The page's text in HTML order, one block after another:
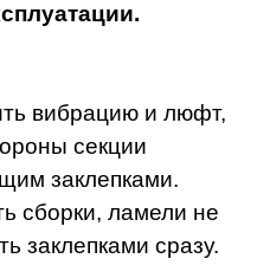
вибрацию и люфт,
секции
заклепками.
сборки, ламели не
заклепками сразу.